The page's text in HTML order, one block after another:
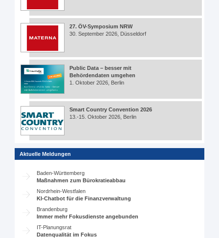
27. ÖV-Symposium NRW
30. September 2026, Düsseldorf
Public Data – besser mit
Behördendaten umgehen
1. Oktober 2026, Berlin
Smart Country Convention 2026
13.-15. Oktober 2026, Berlin
Aktuelle Meldungen
Baden-Württemberg
Maßnahmen zum Bürokratieabbau
Nordrhein-Westfalen
KI-Chatbot für die Finanzverwaltung
Brandenburg
Immer mehr Fokusdienste angebunden
IT-Planungsrat
Datenqualität im Fokus